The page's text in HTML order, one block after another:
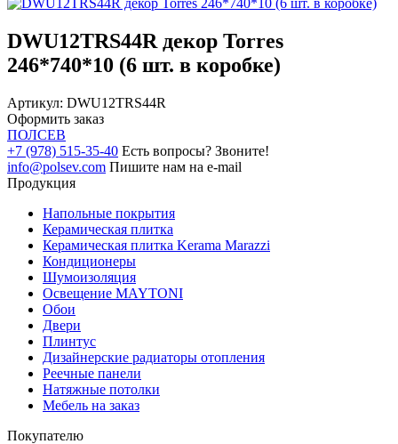
DWU12TRS44R декор Torres
246*740*10 (6 шт. в коробке)
Артикул: DWU12TRS44R
Оформить заказ
ПОЛСЕВ
+7 (978) 515-35-40 Есть вопросы? Звоните!
info@polsev.com Пишите нам на e-mail
Продукция
Напольные покрытия
Керамическая плитка
Керамическая плитка Kerama Marazzi
Кондиционеры
Шумоизоляция
Освещение MAYTONI
Обои
Двери
Плинтус
Дизайнерские радиаторы отопления
Реечные панели
Натяжные потолки
Мебель на заказ
Покупателю